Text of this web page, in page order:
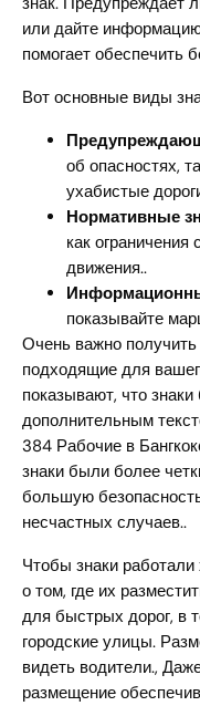
или дайте
помогает обеспечить
Вот основные виды
об опасностях,
ухабистые
Нормативные
как
движения..
показывайте
Очень важно получить
подходящие для
показывают, что
дополнительным
384 Рабочие в
знаки были более
большую
несчастных случаев..
Чтобы знаки
о том, где их
для быстрых дорог, в
городские улицы.
видеть водители.,
размещение